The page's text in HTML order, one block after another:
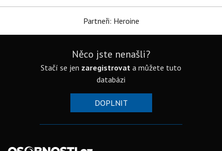
Partneři: Heroine
Něco jste nenašli?
Stačí se jen zaregistrovat a můžete tuto
databázi
DOPLNIT